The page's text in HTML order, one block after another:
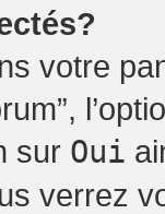
votre
sur Oui
verrez